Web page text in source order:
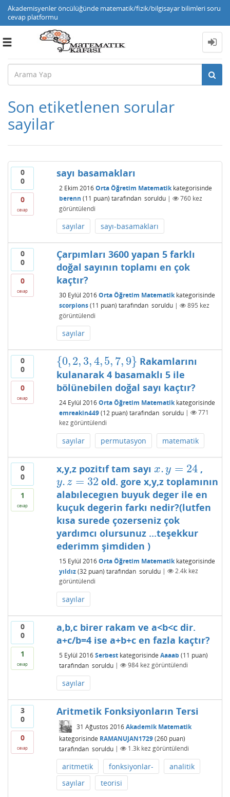
Akademisyenler öncülüğünde matematik/fizik/bilgisayar bilimleri soru
cevap platformu
Toggle
Son etiketlenen sorular
sayilar
0
0
0
cevap
sayı basamakları
2 Ekim 2016 Orta Öğretim Matematikkategorisinde
berenn (11 puan) tarafından soruldu | 760kez
görüntülendi
sayılar sayı-basamakları
0
0
0
cevap
Çarpımları 3600 yapan 5 farklı
doğal sayının toplamı en çok
kaçtır?
30 Eylül 2016 Orta Öğretim Matematikkategorisinde
scorpions (11 puan) tarafından soruldu | 895 kez
görüntülendi
sayılar
0
0
0
cevap
{0,2, 3,4,5, 7, 9}
{0,2 ,3, 4,5 ,7, 9}
Rakamlarını
kulanarak 4 basamaklı 5 ile
bölünebilen doğal sayı kaçtır?
24 Eylül 2016 Orta Öğretim Matematikkategorisinde
emreakin449 (12 puan) tarafından soruldu |
771
kez görüntülendi
sayılar permutasyon matematik
0
0
1
cevap
x,y,z pozitıf tam sayı x. y = 24
x.y=24 ,
y. z = 32
y.z= 32
old. gore x,y,z toplamının
alabılecegıen buyuk deger ile en
kuçuk degerin farkı nedir?(lutfen
kısa surede çozerseniz çok
yardımcı olursunuz ...teşekkur
ederimm şimdiden )
15 Eylül 2016 Orta Öğretim Matematikkategorisinde
yıldız (32 puan) tarafından soruldu | 2.4kkez
görüntülendi
sayılar
0
0
1
cevap
a,b,c birer rakam ve a<b<c dir.
a+c/b=4 ise a+b+c en fazla kaçtır?
5 Eylül 2016 Serbestkategorisinde Aaaab (11 puan)
tarafından soruldu | 984kez görüntülendi
sayılar
3
0
0
cevap
Aritmetik Fonksiyonların Tersi
31 Ağustos 2016 Akademik Matematik
kategorisinde RAMANUJAN1729 (260puan)
tarafından soruldu | 1.3kkez görüntülendi
aritmetik fonksiyonlar-
analitik
sayılar
teorisi